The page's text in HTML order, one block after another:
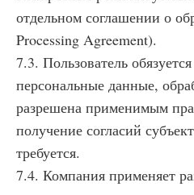
отдельном соглашении о
Processing Agreement).
7.3. Пользователь
персональные данные,
разрешена применимым
получение согласий
требуется.
7.4. Компания применяет